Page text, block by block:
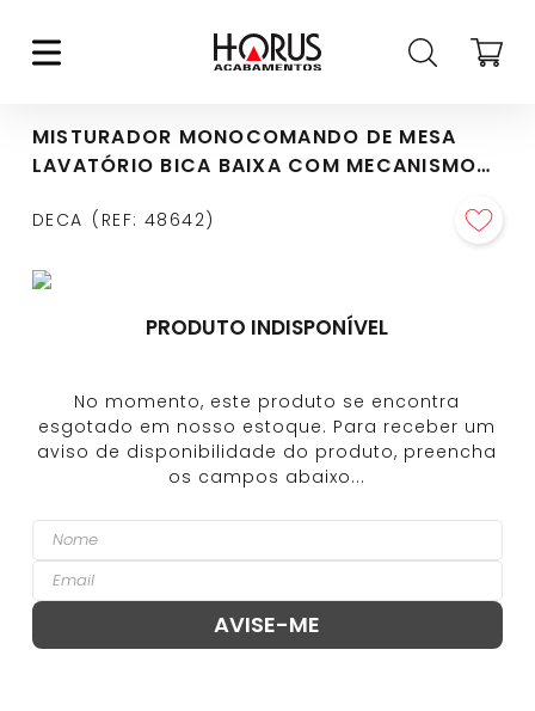
MISTURADOR MONOCOMANDO DE MESA
LAVATÓRIO BICA BAIXA COM MECANISMO
2875.BL26.MT
DECA REF: 48642
PRODUTO INDISPONÍVEL